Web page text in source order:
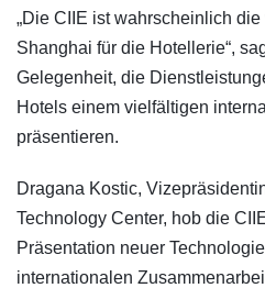
„Die CIIE ist wahrscheinlich
Shanghai für die Hotellerie“,
Gelegenheit, die
Hotels einem vielfältigen
präsentieren.
Dragana Kostic,
Technology Center, hob die
Präsentation neuer
internationalen